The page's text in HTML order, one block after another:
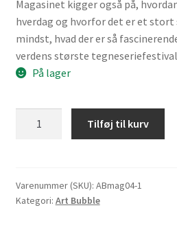
Magasinet kigger også på,
hverdag og hvorfor det er et
mindst, hvad der er så
verdens største
På lager
tegneserier
-
Tilføj til kurv
Varenummer (SKU): ABmag04-1
Kategori: Art Bubble